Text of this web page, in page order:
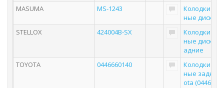
MASUMA
MS-1243
Колодки
ные
STELLOX
424004B-SX
Колодки
ные
адние
TOYOTA
0446660140
Колодки
ные задние
ota